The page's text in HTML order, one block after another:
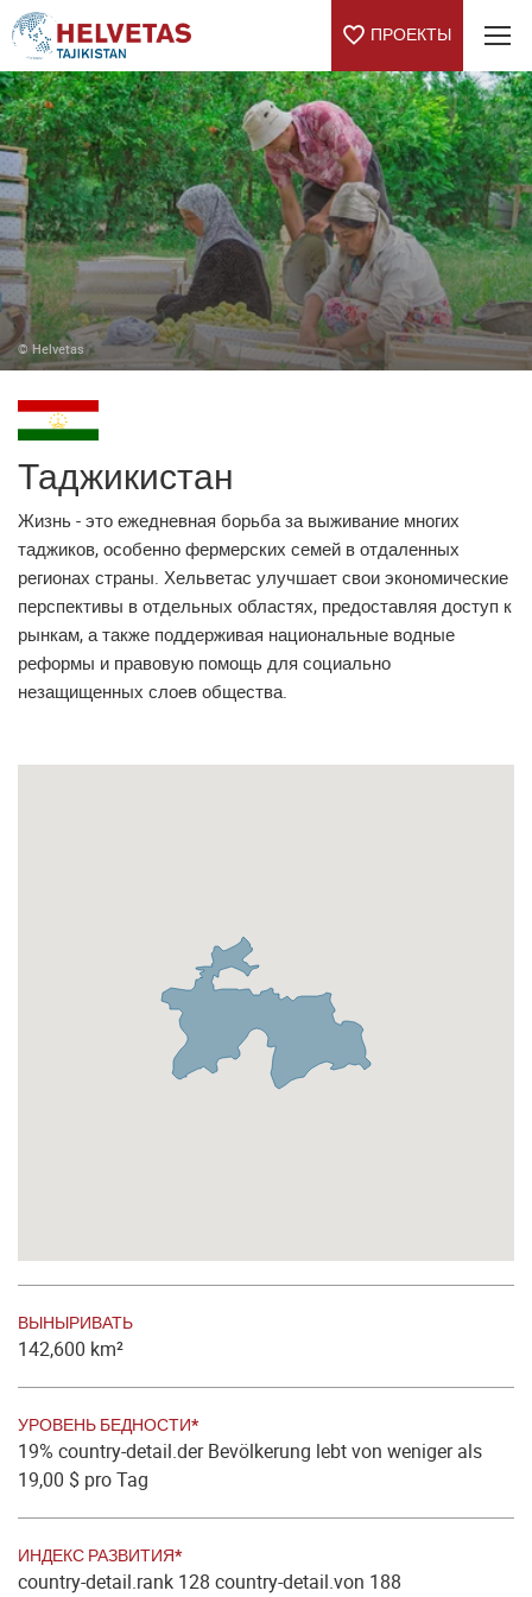
ПРОЕКТЫ
Table Of Content
Таджикистан
Our Projects in Central Asia
© Helvetas
Таджикистан
Жизнь - это ежедневная борьба за выживание многих
таджиков, особенно фермерских семей в отдаленных
регионах страны. Хельветас улучшает свои экономические
перспективы в отдельных областях, предоставляя доступ к
рынкам, а также поддерживая национальные водные
реформы и правовую помощь для социально
незащищенных слоев общества.
ВЫНЫРИВАТЬ
142,600 km²
УРОВЕНЬ БЕДНОСТИ*
19% country-detail.der Bevölkerung lebt von weniger als
19,00 $ pro Tag
ИНДЕКС РАЗВИТИЯ*
country-detail.rank 128 country-detail.von 188